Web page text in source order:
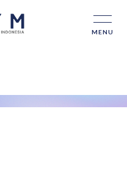
MENU